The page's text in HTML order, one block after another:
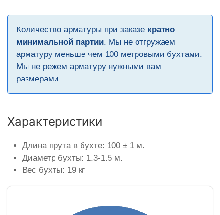
Количество арматуры при заказе кратно
минимальной партии. Мы не отгружаем
арматуру меньше чем 100 метровыми бухтами.
Мы не режем арматуру нужными вам
размерами.
Характеристики
Длина прута в бухте: 100 ± 1 м.
Диаметр бухты: 1,3-1,5 м.
Вес бухты: 19 кг